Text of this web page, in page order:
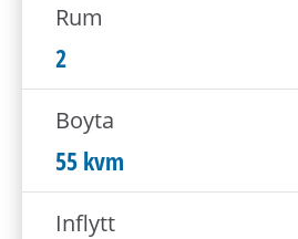
Rum
2
Boyta
55 kvm
Inflytt